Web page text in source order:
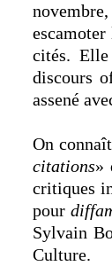
cités.
discours
assené
On
citations»
critiques
pour
Sylvain
Culture.